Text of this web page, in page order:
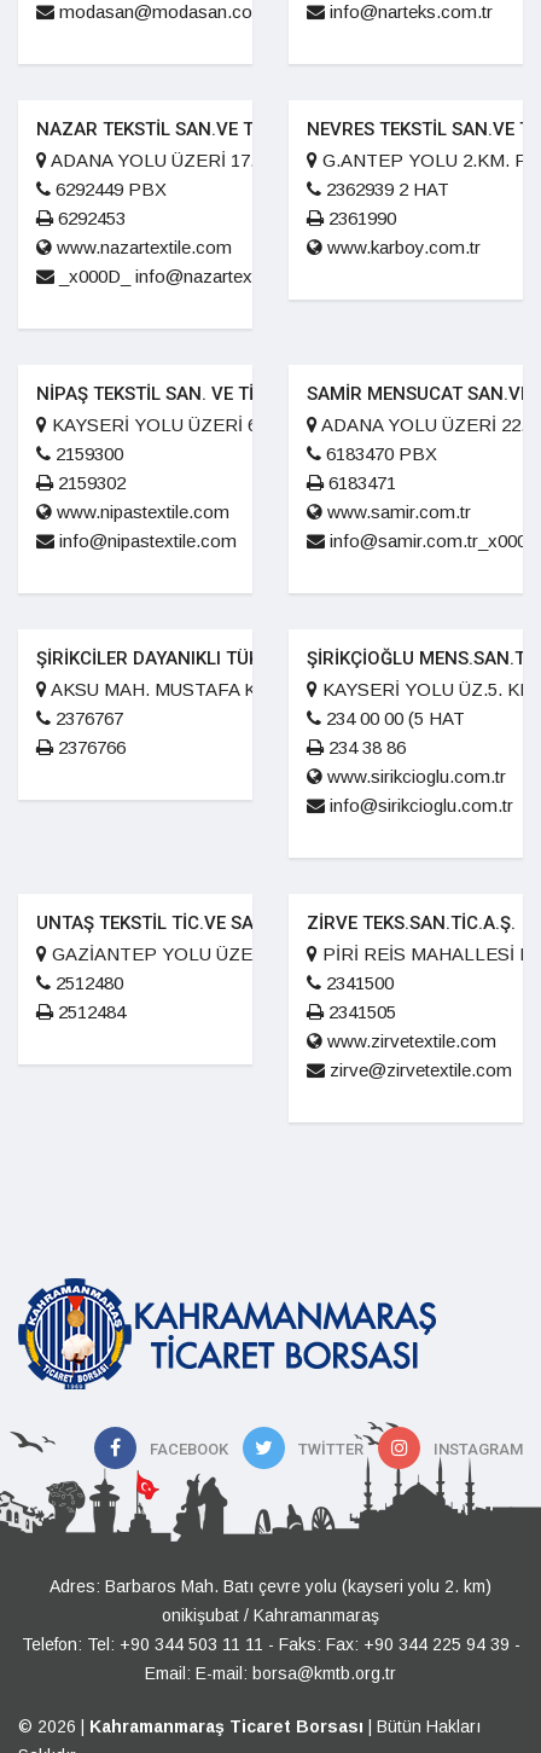
modasan@modasan.com.tr
info@narteks.com.tr
NAZAR TEKSTİL SAN.VE TİC.A.Ş
ADANA YOLU ÜZERİ 17. KM. KILILI KASABASI
6292449 PBX
6292453
www.nazartextile.com
_x000D_ info@nazartextile.com
NEVRES TEKSTİL SAN.VE
G.ANTEP YOLU 2.KM.
2362939 2 HAT
2361990
www.karboy.com.tr
NİPAŞ TEKSTİL SAN. VE TİC. AŞ.
KAYSERİ YOLU ÜZERİ 6.KM
2159300
2159302
www.nipastextile.com
info@nipastextile.com
SAMİR MENSUCAT SAN.VE
ADANA YOLU ÜZERİ
6183470 PBX
6183471
www.samir.com.tr
ŞİRİKCİLER DAYANIKLI TÜK.TARIM HAY.GID.TEKS.SAN VE
AKSU MAH. MUSTAFA KEMAL PAŞA BUL. NO 190
2376767
2376766
ŞİRİKÇİOĞLU
KAYSERİ YOLU ÜZ.5. KM.
234 00 00 (5 HAT
234 38 86
www.sirikcioglu.com.tr
info@sirikcioglu.com.tr
UNTAŞ TEKSTİL TİC.VE SAN.A.Ş
GAZİANTEP YOLU ÜZERİ 8. KM.
2512480
2512484
ZİRVE TEKS.SAN.TİC.A.Ş.
PİRİ REİS MAHALLESİ
2341500
2341505
www.zirvetextile.com
zirve@zirvetextile.com
FACEBOOK TWITTER INSTAGRAM
Adres: Barbaros Mah. Batı çevre yolu (kayseri yolu 2. km)
onikişubat / Kahramanmaraş
Telefon: Tel: +90 344 503 11 11 - Faks: Fax: +90 344 225 94 39 -
Email: E-mail: borsa@kmtb.org.tr
© 2026 | Kahramanmaraş Ticaret Borsası | Bütün Hakları